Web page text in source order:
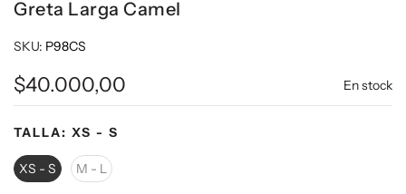
Greta Larga Camel
SKU: P98CS
$40.000,00 En stock
TALLA: XS - S
XS - S M - L